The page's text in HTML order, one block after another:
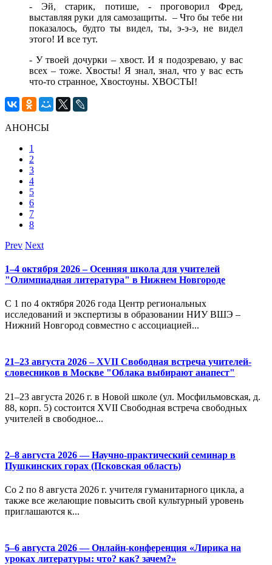
- Эй, старик, потише, - проговорил Фред,
выставляя руки для самозащиты. – Что бы тебе ни
показалось, будто ты видел, ты, э-э-э, не видел
этого! И все тут.
- У твоей дочурки – хвост. И я подозреваю, у вас
всех – тоже. Хвосты! Я знал, знал, что у вас есть
что-то странное, Хвостоуны. ХВОСТЫ!
АНОНСЫ
1
2
3
4
5
6
7
8
Prev Next
1–4 октября 2026 – Осенняя школа для учителей
"Олимпиадная литература" в Нижнем Новгороде
С 1 по 4 октября 2026 года Центр региональных
исследований и экспертизы в образовании НИУ ВШЭ –
Нижний Новгород совместно с ассоциацией...
21–23 августа 2026 – XVII Свободная встреча учителей-
словесников в Москве "Облака выбирают анапест"
21–23 августа 2026 г. в Новой школе (ул. Мосфильмовская, д.
88, корп. 5) состоится XVII Свободная встреча свободных
учителей в свободное...
2–8 августа 2026 — Научно-практический семинар в
Пушкинских горах (Псковская область)
Со 2 по 8 августа 2026 г. учителя гуманитарного цикла, а
также все желающие повысить свой культурный уровень
приглашаются к...
5–6 августа 2026 — Онлайн-конференция «Лирика на
уроках литературы: что? как? зачем?»